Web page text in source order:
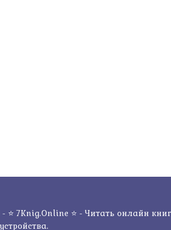
⭐ 7Knig.Online ⭐ - Читать онлайн